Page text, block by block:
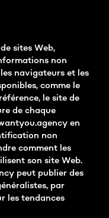
sites Web,
non
navigateurs et les
comme le
le site de
de chaque
en
non
comment les
son site Web.
peut publier des
par
les tendances